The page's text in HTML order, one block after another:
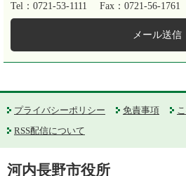
Tel：0721-53-1111
Fax：0721-56-1761
メール送信
プライバシーポリシー 免責事項
RSS配信について
河内長野市役所